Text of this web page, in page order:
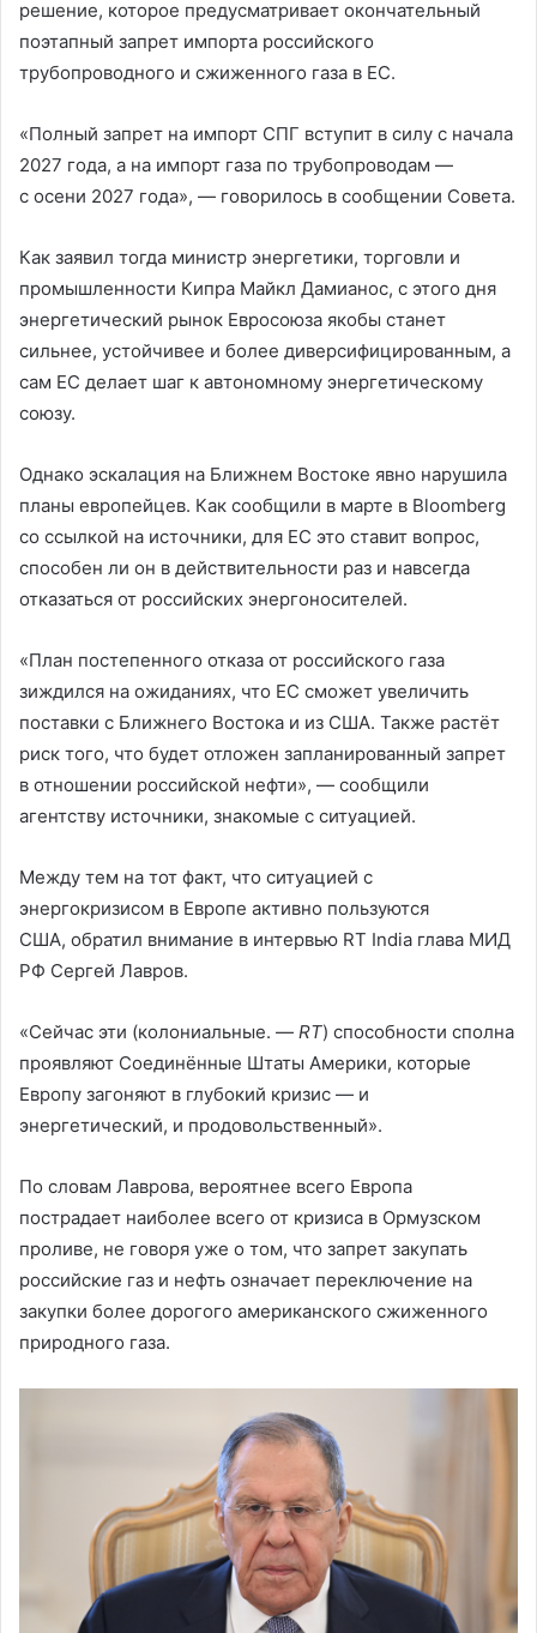
решение, которое предусматривает окончательный
поэтапный запрет импорта российского
трубопроводного и сжиженного газа в ЕС.
«Полный запрет на импорт СПГ вступит в силу с начала
2027 года, а на импорт газа по трубопроводам —
с осени 2027 года», — говорилось в сообщении Совета.
Как заявил тогда министр энергетики, торговли и
промышленности Кипра Майкл Дамианос, с этого дня
энергетический рынок Евросоюза якобы станет
сильнее, устойчивее и более диверсифицированным, а
сам ЕС делает шаг к автономному энергетическому
союзу.
Однако эскалация на Ближнем Востоке явно нарушила
планы европейцев. Как сообщили в марте в Bloomberg
со ссылкой на источники, для ЕС это ставит вопрос,
способен ли он в действительности раз и навсегда
отказаться от российских энергоносителей.
«План постепенного отказа от российского газа
зиждился на ожиданиях, что ЕС сможет увеличить
поставки с Ближнего Востока и из США. Также растёт
риск того, что будет отложен запланированный запрет
в отношении российской нефти», — сообщили
агентству источники, знакомые с ситуацией.
Между тем на тот факт, что ситуацией с
энергокризисом в Европе активно пользуются
США, обратил внимание в интервью RT India глава МИД
РФ Сергей Лавров.
«Сейчас эти (колониальные. — RT) способности сполна
проявляют Соединённые Штаты Америки, которые
Европу загоняют в глубокий кризис — и
энергетический, и продовольственный».
По словам Лаврова, вероятнее всего Европа
пострадает наиболее всего от кризиса в Ормузском
проливе, не говоря уже о том, что запрет закупать
российские газ и нефть означает переключение на
закупки более дорогого американского сжиженного
природного газа.